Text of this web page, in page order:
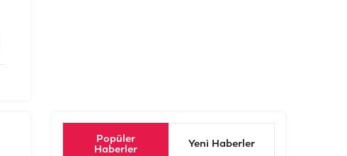
Popüler
Haberler
Yeni Haberler